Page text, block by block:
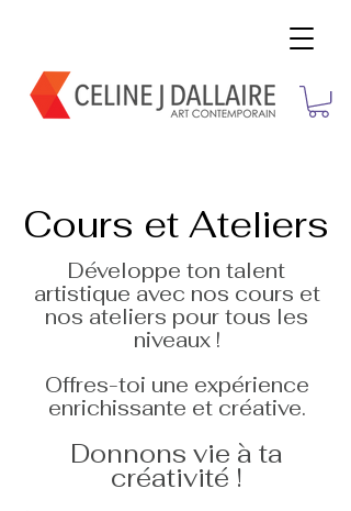
Cours et Ateliers
Développe ton talent
artistique avec nos cours et
nos ateliers pour tous les
niveaux !
Offres-toi une expérience
enrichissante et créative.
Donnons vie à ta
créativité !